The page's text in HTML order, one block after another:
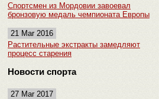
Спортсмен из Мордовии завоевал
бронзовую медаль чемпионата Европы
21 Mar 2016
Растительные экстракты замедляют
процесс старения
Новости спорта
27 Mar 2017